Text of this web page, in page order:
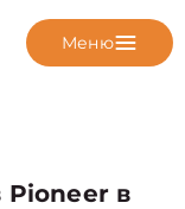
Меню
Pioneer в